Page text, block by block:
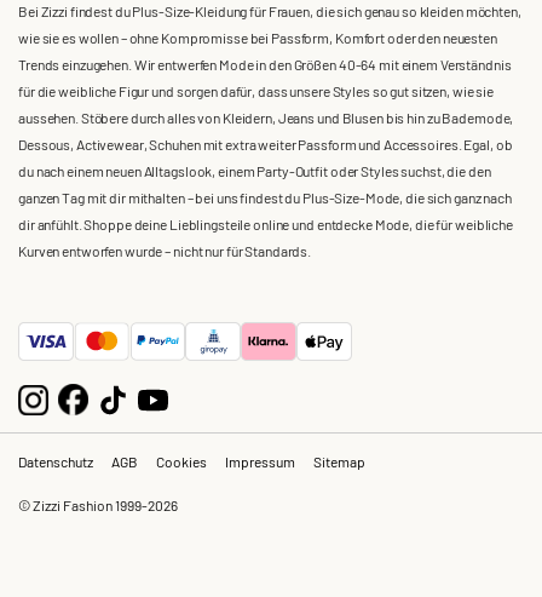
Bei Zizzi findest du Plus-Size-Kleidung für Frauen, die sich genau so kleiden möchten,
wie sie es wollen – ohne Kompromisse bei Passform, Komfort oder den neuesten
Trends einzugehen. Wir entwerfen Mode in den Größen 40-64 mit einem Verständnis
für die weibliche Figur und sorgen dafür, dass unsere Styles so gut sitzen, wie sie
aussehen. Stöbere durch alles von Kleidern, Jeans und Blusen bis hin zu Bademode,
Dessous, Activewear, Schuhen mit extra weiter Passform und Accessoires. Egal, ob
du nach einem neuen Alltagslook, einem Party-Outfit oder Styles suchst, die den
ganzen Tag mit dir mithalten – bei uns findest du Plus-Size-Mode, die sich ganz nach
dir anfühlt. Shoppe deine Lieblingsteile online und entdecke Mode, die für weibliche
Kurven entworfen wurde – nicht nur für Standards.
Datenschutz AGB Cookies Impressum Sitemap
© Zizzi Fashion 1999-2026